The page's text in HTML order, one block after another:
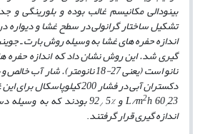
بینودالی مکانیسم غالب بوده و بلورینگی و
تشکیل ساختار گرانولی در سطح غشا و
اندازه حفره ‌های غشا به ‌وسیله روش بارت ـ
‌گیری شد. این روش نشان داد که اندازه حفره
نانو است (یعنی 27-18 نانومتر).
دکستران آبی در فشار 200 کیلوپاسکال برای این غشای
L/m2h60/23 و %5 / 92 بودند که به وسیله
اندازه‌ گیری قرار گرفتند.